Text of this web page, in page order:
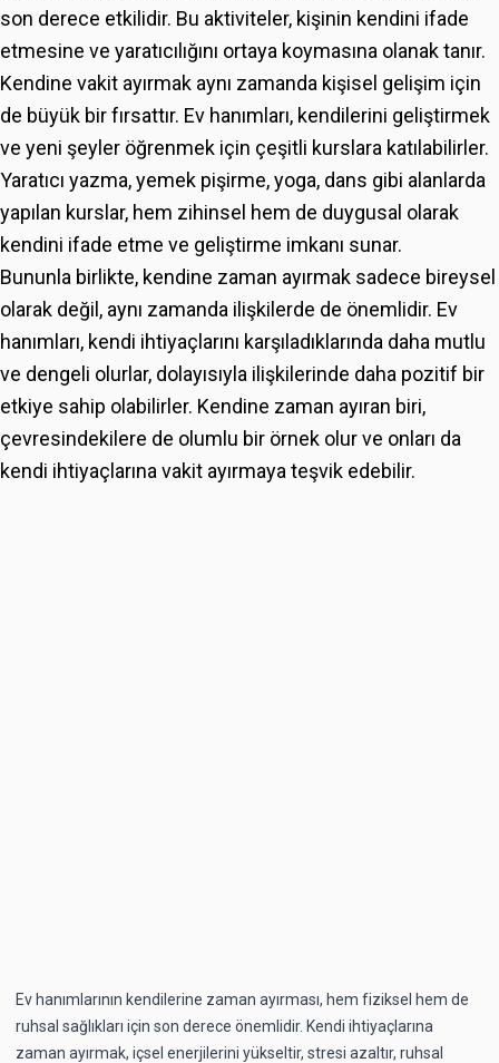
son derece etkilidir. Bu aktiviteler, kişinin kendini ifade
etmesine ve yaratıcılığını ortaya koymasına olanak tanır.
Kendine vakit ayırmak aynı zamanda kişisel gelişim için
de büyük bir fırsattır. Ev hanımları, kendilerini geliştirmek
ve yeni şeyler öğrenmek için çeşitli kurslara katılabilirler.
Yaratıcı yazma, yemek pişirme, yoga, dans gibi alanlarda
yapılan kurslar, hem zihinsel hem de duygusal olarak
kendini ifade etme ve geliştirme imkanı sunar.
Bununla birlikte, kendine zaman ayırmak sadece bireysel
olarak değil, aynı zamanda ilişkilerde de önemlidir. Ev
hanımları, kendi ihtiyaçlarını karşıladıklarında daha mutlu
ve dengeli olurlar, dolayısıyla ilişkilerinde daha pozitif bir
etkiye sahip olabilirler. Kendine zaman ayıran biri,
çevresindekilere de olumlu bir örnek olur ve onları da
kendi ihtiyaçlarına vakit ayırmaya teşvik edebilir.
Ev hanımlarının kendilerine zaman ayırması, hem fiziksel hem de
ruhsal sağlıkları için son derece önemlidir. Kendi ihtiyaçlarına
zaman ayırmak, içsel enerjilerini yükseltir, stresi azaltır, ruhsal